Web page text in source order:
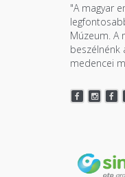
"A magyar
Múzeum. A
beszélnénk
medencei